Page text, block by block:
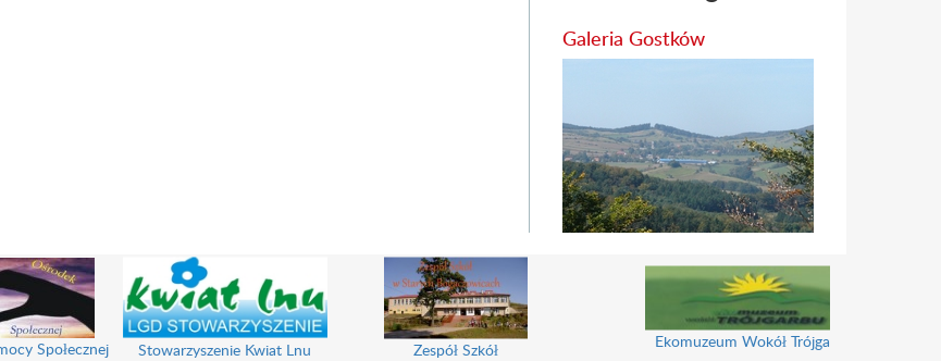
Galeria Gostków
Społecznej Stowarzyszenie Kwiat Lnu Zespół Szkół Ekomuzeum Wokół Trójgarbu